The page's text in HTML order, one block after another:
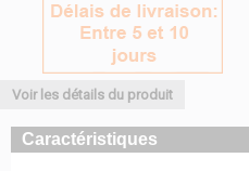
Voir les détails du produit
Caractéristiques